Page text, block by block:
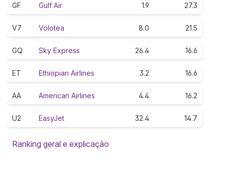
GF Gulf Air 1.9 27.3
V7 Volotea 8.0 21.5
GQ Sky Express 26.4 16.6
ET Ethiopian Airlines 3.2 16.6
AA American Airlines 4.4 16.2
U2 EasyJet 32.4 14.7
Ranking geral e explicação